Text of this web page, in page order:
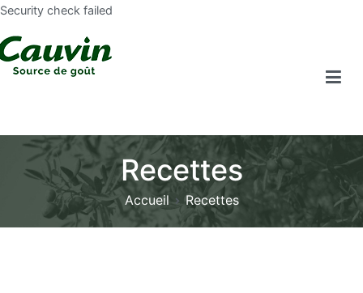
Security check failed
Recettes
Accueil Recettes